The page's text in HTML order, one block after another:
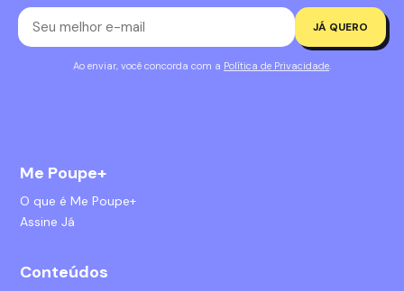
JÁ QUERO
Ao enviar, você concorda com a Política de Privacidade.
Me Poupe+
O que é Me Poupe+
Assine Já
Conteúdos